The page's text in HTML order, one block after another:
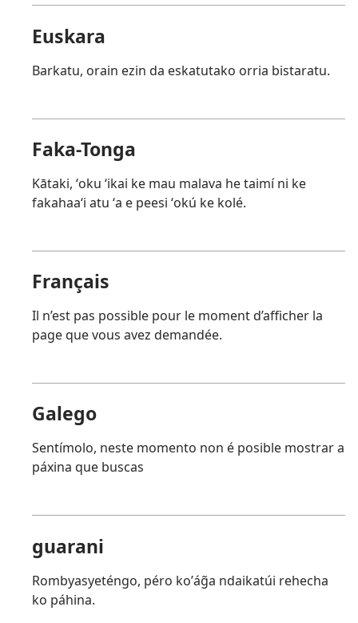
Euskara
Barkatu, orain ezin da eskatutako orria bistaratu.
Faka-Tonga
Kātaki, ʻoku ʻikai ke mau malava he taimí ni ke
fakahaaʻi atu ʻa e peesi ʻokú ke kolé.
Français
Il n’est pas possible pour le moment d’afficher la
page que vous avez demandée.
Galego
Sentímolo, neste momento non é posible mostrar a
páxina que buscas
guarani
Rombyasyeténgo, péro koʼág̃a ndaikatúi rehecha
ko páhina.